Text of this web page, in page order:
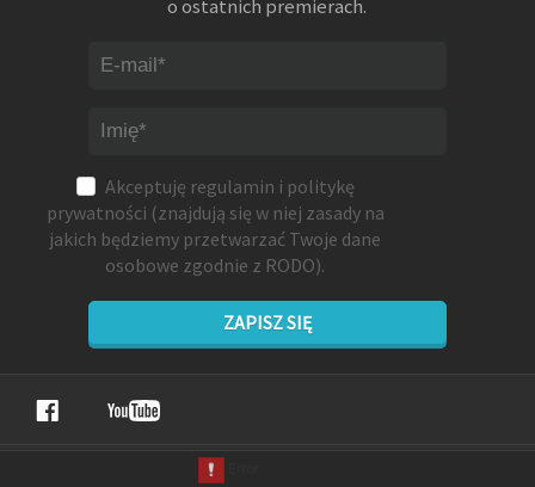
o ostatnich premierach.
Akceptuję regulamin i politykę
prywatności (znajdują się w niej zasady na
jakich będziemy przetwarzać Twoje dane
osobowe zgodnie z RODO).
ZAPISZ SIĘ